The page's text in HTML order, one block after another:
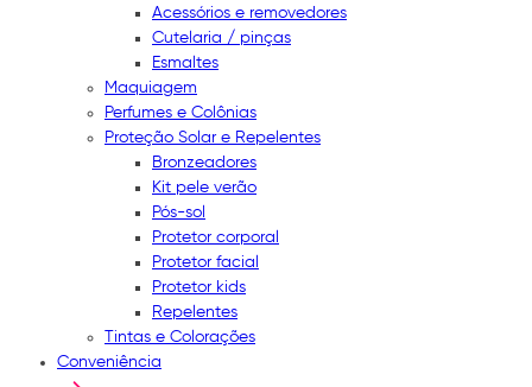
Acessórios e removedores
Cutelaria / pinças
Esmaltes
Maquiagem
Perfumes e Colônias
Proteção Solar e Repelentes
Bronzeadores
Kit pele verão
Pós-sol
Protetor corporal
Protetor facial
Protetor kids
Repelentes
Tintas e Colorações
Conveniência